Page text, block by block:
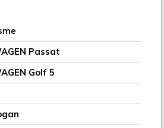
Passat
Golf 5